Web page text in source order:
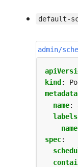
default-
admin/
kind :
metadata
name:
labels
name
spec: